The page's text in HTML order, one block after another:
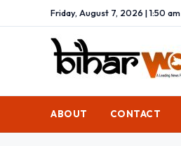
Friday, August 7, 2026 | 1:50 am
ABOUT CONTACT